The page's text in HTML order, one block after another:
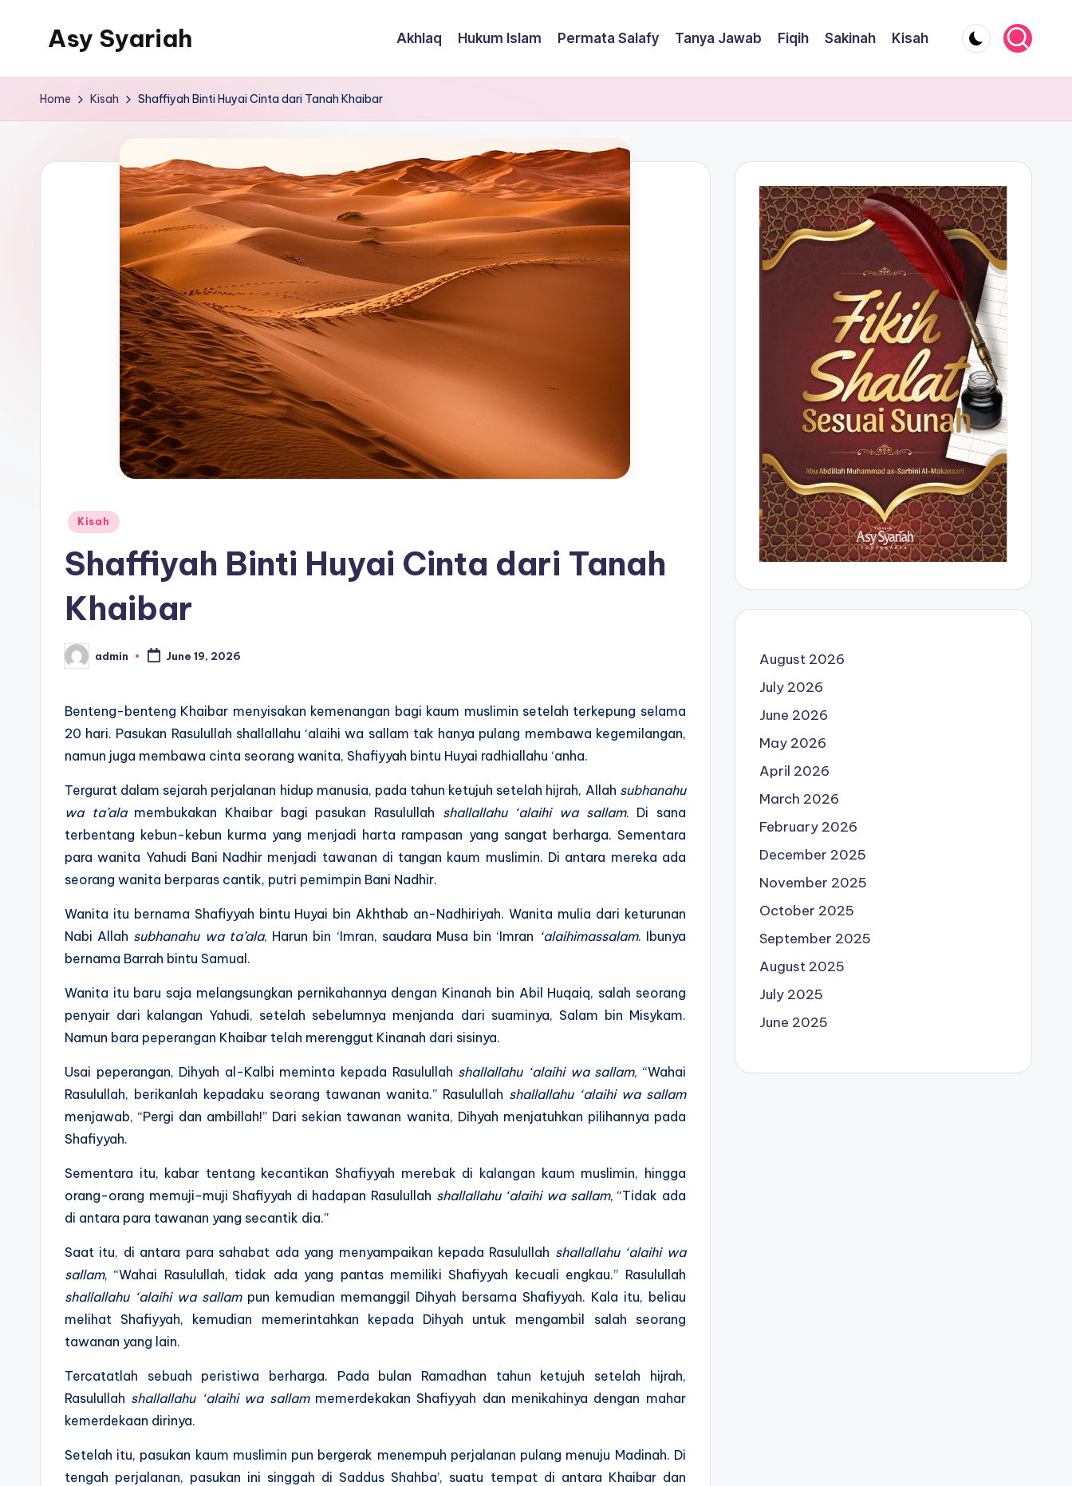
Asy Syariah
Ilmu
Akhlaq Hukum Islam Permata Salafy Tanya Jawab Fiqih Sakinah Kisah
Home Kisah Shaffiyah Binti Huyai Cinta dari Tanah Khaibar
Posted
Kisah
Shaffiyah Binti Huyai Cinta dari Tanah
Khaibar
Posted
by
admin June 19, 2026
Benteng-benteng Khaibar menyisakan kemenangan bagi kaum muslimin setelah terkepung selama
20 hari. Pasukan Rasulullah shallallahu ‘alaihi wa sallam tak hanya pulang membawa kegemilangan,
namun juga membawa cinta seorang wanita, Shafiyyah bintu Huyai radhiallahu ‘anha.
Tergurat dalam sejarah perjalanan hidup manusia, pada tahun ketujuh setelah hijrah, Allah subhanahu
wa ta’alamembukakan Khaibar bagi pasukan Rasulullah shallallahu ‘alaihi wa sallam. Di sana
terbentang kebun-kebun kurma yang menjadi harta rampasan yang sangat berharga. Sementara
para wanita Yahudi Bani Nadhir menjadi tawanan di tangan kaum muslimin. Di antara mereka ada
seorang wanita berparas cantik, putri pemimpin Bani Nadhir.
Wanita itu bernama Shafiyyah bintu Huyai bin Akhthab an-Nadhiriyah. Wanita mulia dari keturunan
Nabi Allah subhanahu wa ta’ala, Harun bin ‘Imran, saudara Musa bin ‘Imran ‘alaihimassalam. Ibunya
bernama Barrah bintu Samual.
Wanita itu baru saja melangsungkan pernikahannya dengan Kinanah bin Abil Huqaiq, salah seorang
penyair dari kalangan Yahudi, setelah sebelumnya menjanda dari suaminya, Salam bin Misykam.
Namun bara peperangan Khaibar telah merenggut Kinanah dari sisinya.
Usai peperangan, Dihyah al-Kalbi meminta kepada Rasulullah shallallahu ‘alaihi wa sallam, “Wahai
Rasulullah, berikanlah kepadaku seorang tawanan wanita.” Rasulullah shallallahu ‘alaihi wa sallam
menjawab, “Pergi dan ambillah!” Dari sekian tawanan wanita, Dihyah menjatuhkan pilihannya pada
Shafiyyah.
Sementara itu, kabar tentang kecantikan Shafiyyah merebak di kalangan kaum muslimin, hingga
orang-orang memuji-muji Shafiyyah di hadapan Rasulullah shallallahu ‘alaihi wa sallam, “Tidak ada
di antara para tawanan yang secantik dia.”
Saat itu, di antara para sahabat ada yang menyampaikan kepada Rasulullah shallallahu ‘alaihi wa
sallam, “Wahai Rasulullah, tidak ada yang pantas memiliki Shafiyyah kecuali engkau.” Rasulullah
shallallahu ‘alaihi wa sallampun kemudian memanggil Dihyah bersama Shafiyyah. Kala itu, beliau
melihat Shafiyyah, kemudian memerintahkan kepada Dihyah untuk mengambil salah seorang
tawanan yang lain.
Tercatatlah sebuah peristiwa berharga. Pada bulan Ramadhan tahun ketujuh setelah hijrah,
Rasulullah shallallahu ‘alaihi wa sallammemerdekakan Shafiyyah dan menikahinya dengan mahar
kemerdekaan dirinya.
Setelah itu, pasukan kaum muslimin pun bergerak menempuh perjalanan pulang menuju Madinah. Di
tengah perjalanan, pasukan ini singgah di Saddus Shahba’, suatu tempat di antara Khaibar dan
August 2026
July 2026
June 2026
May 2026
April 2026
March 2026
February 2026
December 2025
November 2025
October 2025
September 2025
August 2025
July 2025
June 2025